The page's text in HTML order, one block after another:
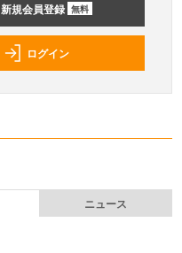
新規会員登録 無料
ログイン
ニュース